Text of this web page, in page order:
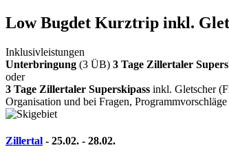
Low Bugdet Kurztrip inkl.
Inklusivleistungen
Unterbringung (3 ÜB) 3 Tage Zillertaler
oder
3 Tage Zillertaler Superskipass inkl. Gletscher
Organisation und bei Fragen,
Zillertal - 25.02. - 28.02.